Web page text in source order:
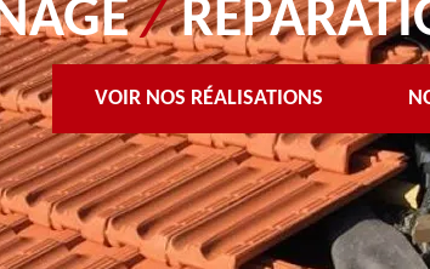
/
VOIR NOS RÉALISATIONS